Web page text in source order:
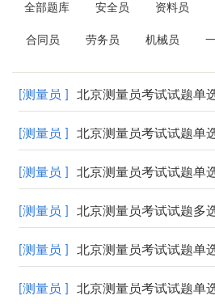
全部题库 安全员 资料员
合同员 劳务员 机械员
[测量员 ] 北京测量员考试试题单
[测量员 ] 北京测量员考试试题单
[测量员 ] 北京测量员考试试题单
[测量员 ] 北京测量员考试试题多
[测量员 ] 北京测量员考试试题单
[测量员 ] 北京测量员考试试题单